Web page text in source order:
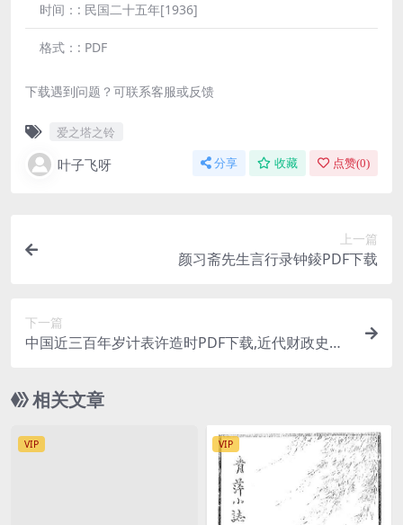
时间：: 民国二十五年[1936]
格式：: PDF
下载遇到问题？可联系客服或反馈
爱之塔之铃
叶子飞呀 分享 收藏 点赞(0)
上一篇
颜习斋先生言行录钟錂PDF下载
下一篇
中国近三百年岁计表许造时PDF下载,近代财政史研
相关文章
VIP VIP